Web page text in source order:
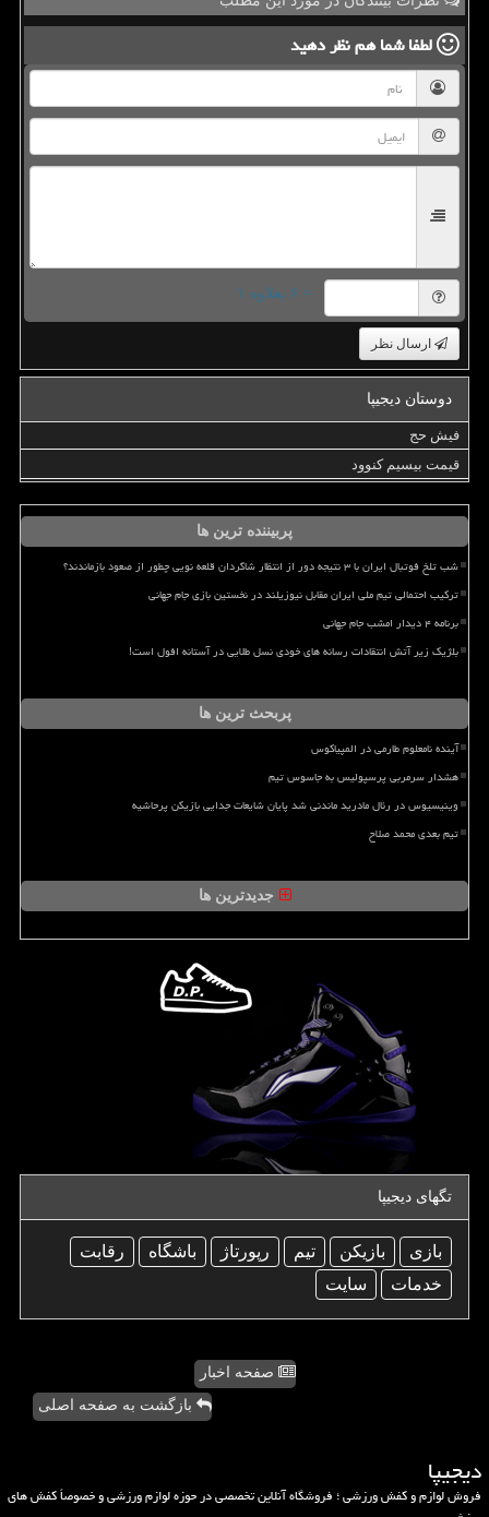
لطفا شما همنظر دهید
= ۶ بعلاوه ۱
ارسال نظر
دوستان دیجیپا
فیش حج
قیمت بیسیم کنوود
پربیننده ترین ها
شب تلخ فوتبال ایران با ۳ نتیجه دور از انتظار شاگردان قلعه نویی چطور از صعود بازماندند؟
ترکیب احتمالی تیم ملی ایران مقابل نیوزیلند در نخستین بازی جام جهانی
برنامه ۴ دیدار امشب جام جهانی
بلژیک زیر آتش انتقادات رسانه های خودی نسل طلایی در آستانه افول است!
پربحث ترین ها
آینده نامعلوم طارمی در المپیاکوس
هشدار سرمربی پرسپولیس به جاسوس تیم
وینیسیوس در رئال مادرید ماندنی شد پایان شایعات جدایی بازیکن پرحاشیه
تیم بعدی محمد صلاح
جدیدترین ها
تگهای دیجیپا
بازی بازیكن تیم رپورتاژ باشگاه
رقابت
خدمات
سایت
صفحه اخبار
بازگشت به صفحه اصلی
دیجیپا
فروش لوازم و کفش ورزشی ؛ فروشگاه آنلاین تخصصی در حوزه لوازم ورزشی و خصوصاً کفش های